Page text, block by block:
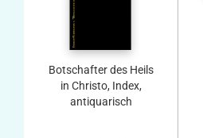
Botschafter des Heils
in Christo, Index,
antiquarisch